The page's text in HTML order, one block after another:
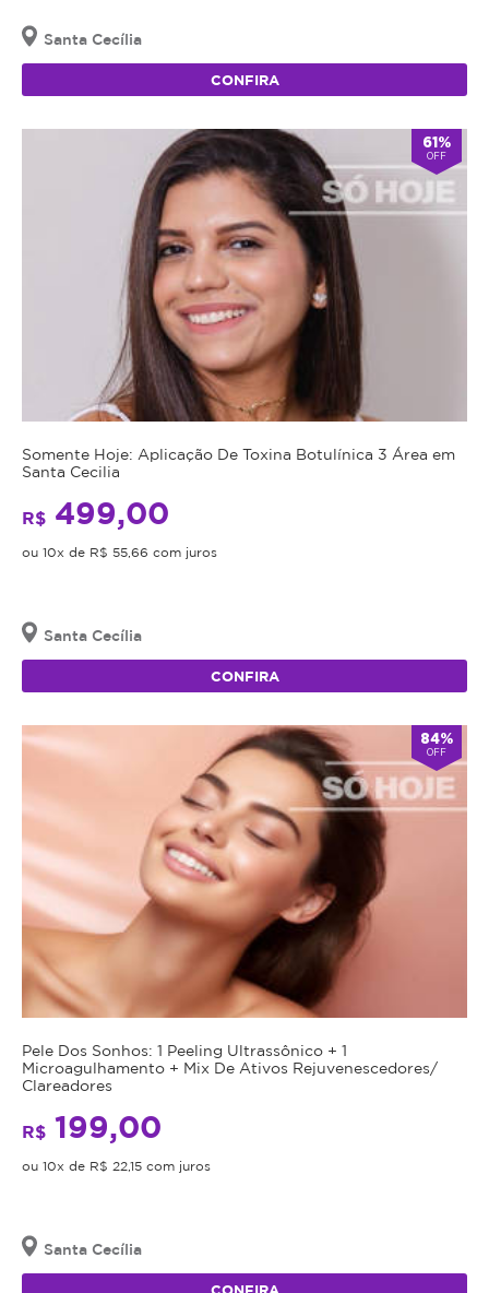
Santa Cecília
CONFIRA
61%
OFF
Somente Hoje: Aplicação De Toxina Botulínica 3 Área em
Santa Cecilia
R$ 499,00
ou 10x de R$ 55,66 com juros
Santa Cecília
CONFIRA
84%
OFF
Pele Dos Sonhos: 1 Peeling Ultrassônico + 1
Microagulhamento + Mix De Ativos Rejuvenescedores/
Clareadores
R$ 199,00
ou 10x de R$ 22,15 com juros
Santa Cecília
CONFIRA